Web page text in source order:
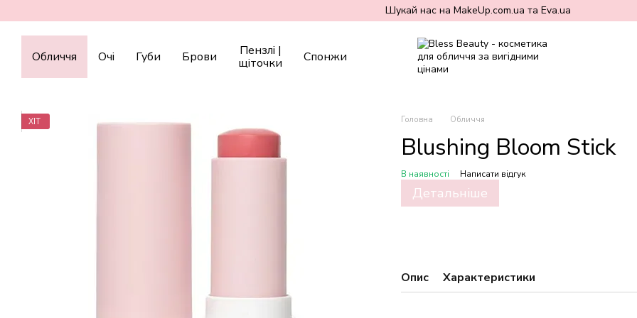
Шукай нас на MakeUp.com.ua та Eva.ua
Обличчя Очі Губи Брови
Пензлі |
щіточки
Спонжи
ХІТ Головна Обличчя
Blushing Bloom Stick
В наявності Написати відгук
Детальніше
Опис Характеристики